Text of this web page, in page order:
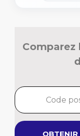
Comparez
OBTENIR